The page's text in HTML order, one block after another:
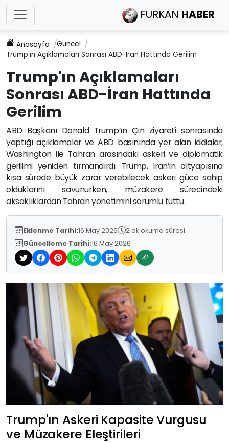
FURKAN HABER
Anasayfa
Güncel
Trump'ın Açıklamaları Sonrası ABD-İran Hattında Gerilim
Trump'ın Açıklamaları
Sonrası ABD-İran Hattında
Gerilim
ABD Başkanı Donald Trump’ın Çin ziyareti sonrasında
yaptığı açıklamalar ve ABD basınında yer alan iddialar,
Washington ile Tahran arasındaki askeri ve diplomatik
gerilimi yeniden tırmandırdı. Trump, İran’ın altyapısına
kısa sürede büyük zarar verebilecek askeri güce sahip
olduklarını savunurken, müzakere sürecindeki
aksaklıklardan Tahran yönetimini sorumlu tuttu.
Eklenme Tarihi:16 May 2026
2 dk okuma süresi
Güncelleme Tarihi:16 May 2026
Trump'ın Askeri Kapasite Vurgusu
ve Müzakere Eleştirileri